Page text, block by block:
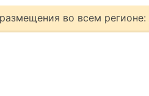
во всем регионе: